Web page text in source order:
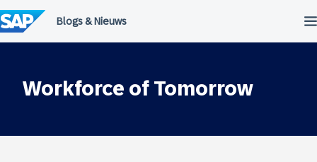
naar
de
inhoud
Workforce of Tomorrow